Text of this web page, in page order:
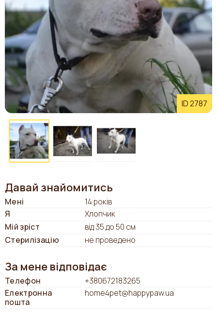
ID 2787
Давай знайомитись
Мені
14 років
Я
Хлопчик
Мій зріст
від 35 до 50 см
Стерилізацію
не проведено
За мене відповідає
Телефон
+380672183265
Електронна
пошта
home4pet@happypaw.ua